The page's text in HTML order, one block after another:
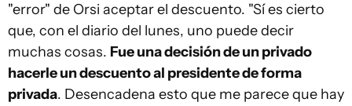
"error" de Orsi aceptar el descuento. "Sí es cierto
que, con el diario del lunes, uno puede decir
muchas cosas. Fue una decisión de un privado
hacerle un descuento al presidente de forma
privada. Desencadena esto que me parece que hay